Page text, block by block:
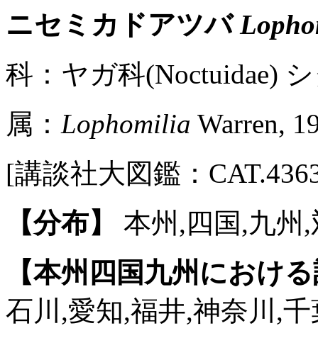
ニセミカドアツバ
科：ヤガ科(Noctuidae)
属： Lophomilia Warren,
[講談社大図鑑：
【分布】
本州,四国,九州
【本州四国九州におけ
石川,愛知,福井,神奈川,